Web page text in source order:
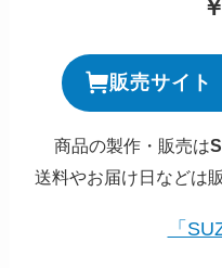
販売サイト
商品の製作・販売は
送料やお届け日などは
「